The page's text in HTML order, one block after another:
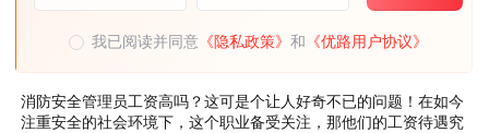
我已阅读并同意 《隐私政策》和 《优路用户协议》
消防安全管理员工资高吗？这可是个让人好奇不已的问题！在如今
注重安全的社会环境下，这个职业备受关注，那他们的工资待遇究